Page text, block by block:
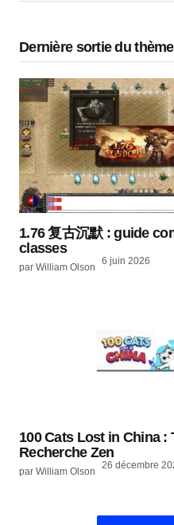
Dernière sortie du thème
1.76 复古沉默 : guide
classes
par William Olson
6 juin 2026
100 Cats Lost in China :
Recherche Zen
par William Olson
26 décembre